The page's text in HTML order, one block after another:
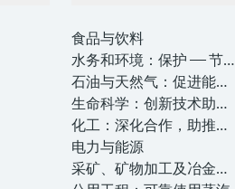
食品与饮料
水务和环境：保护 —— 节约
—— 提高
石油与天然气：促进能源
转型，实现净零目标
生命科学：创新技术助推
卓越运营
化工：深化合作，助推可
持续成功
电力与能源
采矿、矿物加工及冶金：